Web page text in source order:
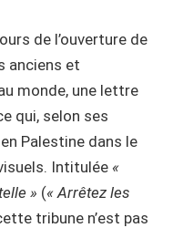
de l’ouverture de
anciens et
monde, une lettre
qui, selon ses
Palestine dans le
Intitulée«
» (« Arrêtez les
tribune n’est pas